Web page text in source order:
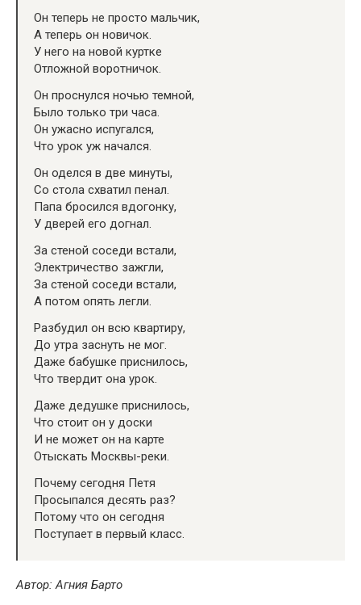
Он теперь не просто мальчик,
А теперь он новичок.
У него на новой куртке
Отложной воротничок.
Он проснулся ночью темной,
Было только три часа.
Он ужасно испугался,
Что урок уж начался.
Он оделся в две минуты,
Со стола схватил пенал.
Папа бросился вдогонку,
У дверей его догнал.
За стеной соседи встали,
Электричество зажгли,
За стеной соседи встали,
А потом опять легли.
Разбудил он всю квартиру,
До утра заснуть не мог.
Даже бабушке приснилось,
Что твердит она урок.
Даже дедушке приснилось,
Что стоит он у доски
И не может он на карте
Отыскать Москвы-реки.
Почему сегодня Петя
Просыпался десять раз?
Потому что он сегодня
Поступает в первый класс.
Автор: Агния Барто